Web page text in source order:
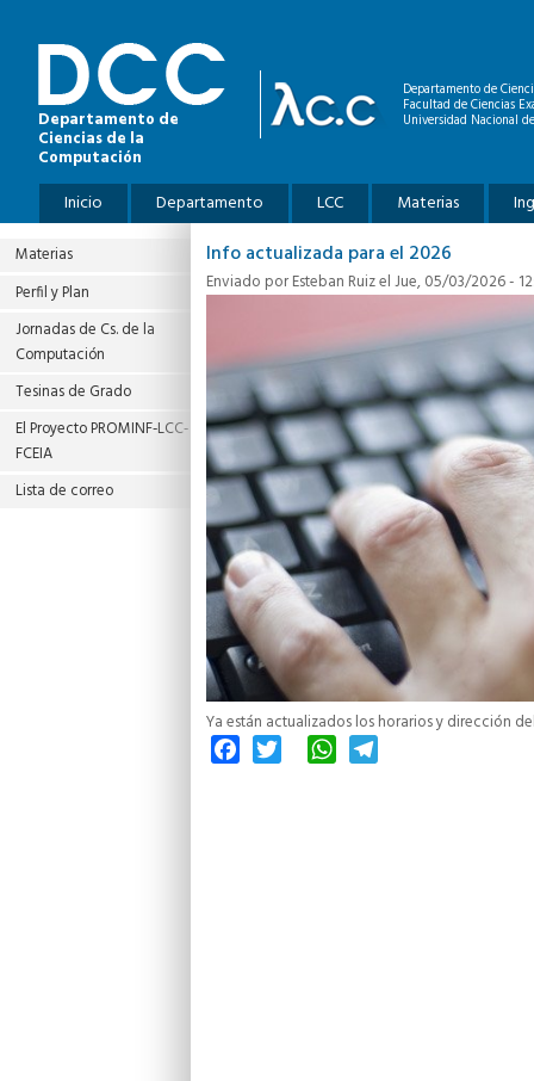
Departamento de
Ciencias de la
Computación
Departamento de
Facultad de Ciencias
Universidad Nacional
Menú principal
Inicio Departamento LCC Materias
Materias
Perfil y Plan
Jornadas de Cs. de la
Computación
Tesinas de Grado
El Proyecto PROMINF‐LCC‐
FCEIA
Lista de correo
Info actualizada para el 2026
Enviado porEsteban Ruizel Jue, 05/03/2026 -
Ya están actualizados los horarios y dirección
FacebookTwitter WhatsApp